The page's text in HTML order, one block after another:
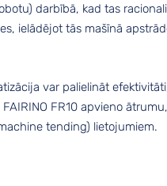
darbībā, kad tas
ielādējot tās mašīnā
var palielināt
FR10 apvieno
tending) lietojumiem.